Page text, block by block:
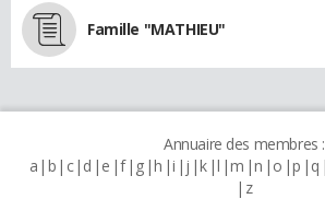
Famille "MATHIEU"
Annuaire des membres :
a b c d e f g h i j k l m n o p q
z